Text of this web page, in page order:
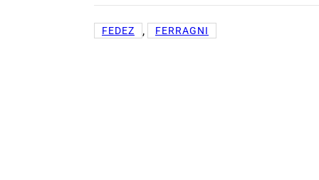
FEDEZ , FERRAGNI